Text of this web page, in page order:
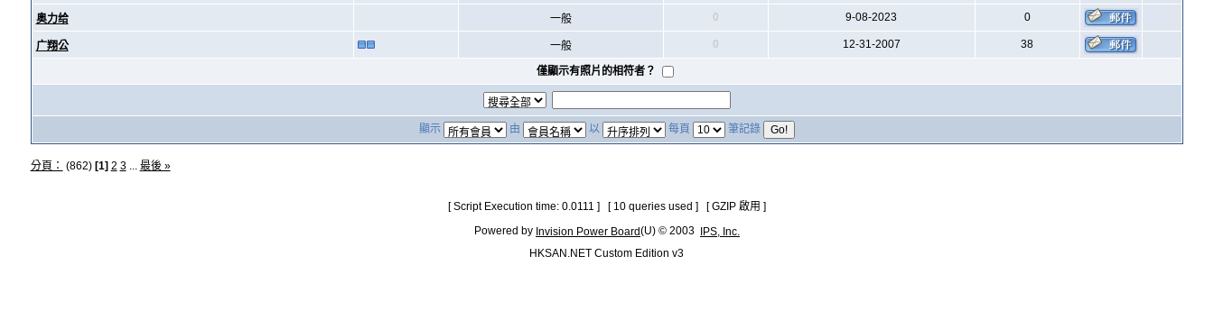
奥力给 一般 0 9-08-2023 0
广翔公 一般 0 12-31-2007 38
僅顯示有照片的相符者？
顯示 由 以 每頁 筆記錄
分頁： (862) [1] 2 3... 最後 »
[ Script Execution time: 0.0111 ] [ 10 queries used ] [ GZIP 啟用 ]
Powered by Invision Power Board(U) © 2003
IPS, Inc.
HKSAN.NET Custom Edition v3